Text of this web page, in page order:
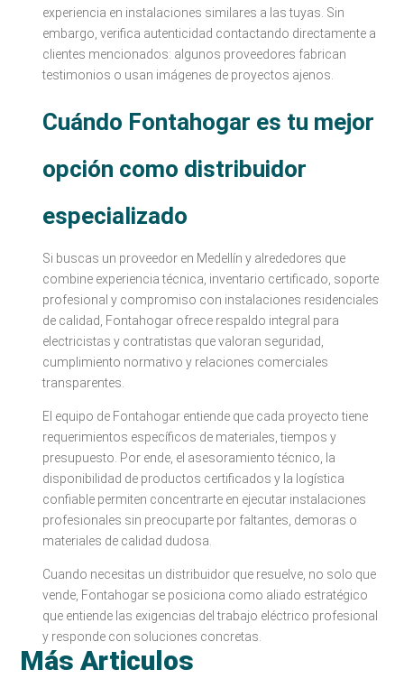
experiencia en instalaciones similares a las tuyas. Sin
embargo, verifica autenticidad contactando directamente a
clientes mencionados: algunos proveedores fabrican
testimonios o usan imágenes de proyectos ajenos.
Cuándo Fontahogar es tu mejor
opción como distribuidor
especializado
Si buscas un proveedor en Medellín y alrededores que
combine experiencia técnica, inventario certificado, soporte
profesional y compromiso con instalaciones residenciales
de calidad, Fontahogar ofrece respaldo integral para
electricistas y contratistas que valoran seguridad,
cumplimiento normativo y relaciones comerciales
transparentes.
El equipo de Fontahogar entiende que cada proyecto tiene
requerimientos específicos de materiales, tiempos y
presupuesto. Por ende, el asesoramiento técnico, la
disponibilidad de productos certificados y la logística
confiable permiten concentrarte en ejecutar instalaciones
profesionales sin preocuparte por faltantes, demoras o
materiales de calidad dudosa.
Cuando necesitas un distribuidor que resuelve, no solo que
vende, Fontahogar se posiciona como aliado estratégico
que entiende las exigencias del trabajo eléctrico profesional
y responde con soluciones concretas.
Más Articulos